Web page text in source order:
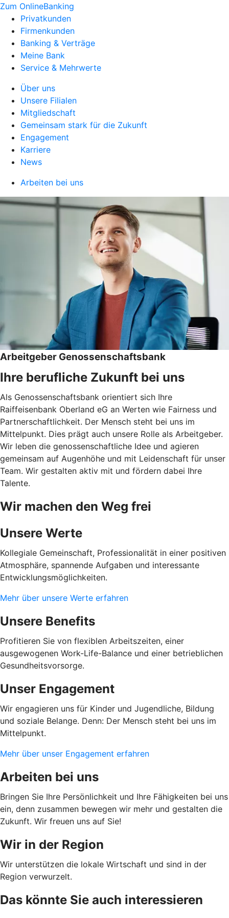
Zum OnlineBanking
Privatkunden
Firmenkunden
Banking & Verträge
Meine Bank
Service & Mehrwerte
Über uns
Unsere Filialen
Mitgliedschaft
Gemeinsam stark für die Zukunft
Engagement
Karriere
News
Arbeiten bei uns
Arbeitgeber Genossenschaftsbank
Ihre berufliche Zukunft bei uns
Als Genossenschaftsbank orientiert sich Ihre
Raiffeisenbank Oberland eG an Werten wie Fairness und
Partnerschaftlichkeit. Der Mensch steht bei uns im
Mittelpunkt. Dies prägt auch unsere Rolle als Arbeitgeber.
Wir leben die genossenschaftliche Idee und agieren
gemeinsam auf Augenhöhe und mit Leidenschaft für unser
Team. Wir gestalten aktiv mit und fördern dabei Ihre
Talente.
Wir machen den Weg frei
Unsere Werte
Kollegiale Gemeinschaft, Professionalität in einer positiven
Atmosphäre, spannende Aufgaben und interessante
Entwicklungsmöglichkeiten.
Mehr über unsere Werte erfahren
Unsere Benefits
Profitieren Sie von flexiblen Arbeitszeiten, einer
ausgewogenen Work-Life-Balance und einer betrieblichen
Gesundheitsvorsorge.
Unser Engagement
Wir engagieren uns für Kinder und Jugendliche, Bildung
und soziale Belange. Denn: Der Mensch steht bei uns im
Mittelpunkt.
Mehr über unser Engagement erfahren
Arbeiten bei uns
Bringen Sie Ihre Persönlichkeit und Ihre Fähigkeiten bei uns
ein, denn zusammen bewegen wir mehr und gestalten die
Zukunft. Wir freuen uns auf Sie!
Wir in der Region
Wir unterstützen die lokale Wirtschaft und sind in der
Region verwurzelt.
Das könnte Sie auch interessieren